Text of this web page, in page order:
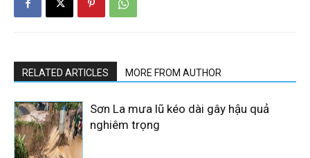
RELATED ARTICLES MORE FROM AUTHOR
Sơn La mưa lũ kéo dài gây hậu quả
nghiêm trọng